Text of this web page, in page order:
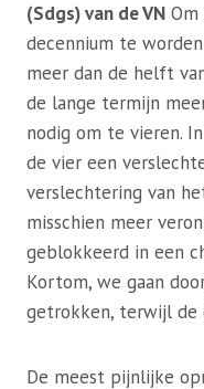
(Sdgs) van de VN
decennium te
meer dan de helft
de lange termijn
nodig om te vieren.
de vier een
verslechtering van
misschien meer
geblokkeerd in een
Kortom, we gaan
getrokken, terwijl de
De meest pijnlijke